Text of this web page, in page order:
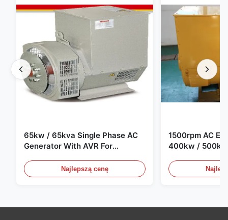
65kw / 65kva Single Phase AC
Generator With AVR For
Najlepszą cenę
1500rpm AC
400kw /